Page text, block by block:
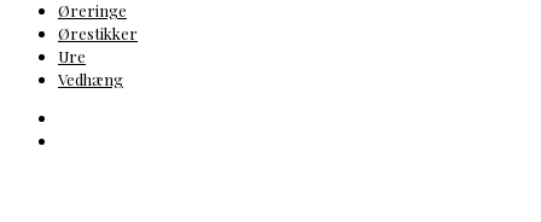
Øreringe
Ørestikker
Ure
Vedhæng